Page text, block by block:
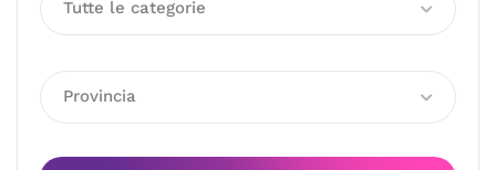
Tutte le categorie
Provincia